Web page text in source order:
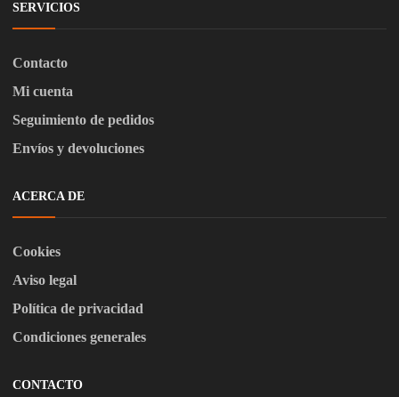
SERVICIOS
Contacto
Mi cuenta
Seguimiento de pedidos
Envíos y devoluciones
ACERCA DE
Cookies
Aviso legal
Política de privacidad
Condiciones generales
CONTACTO